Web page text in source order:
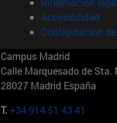
Accesibilidad
Configuración
Campus Madrid
Calle Marquesado de Sta.
28027 Madrid España
T.+34 914 51 43 41